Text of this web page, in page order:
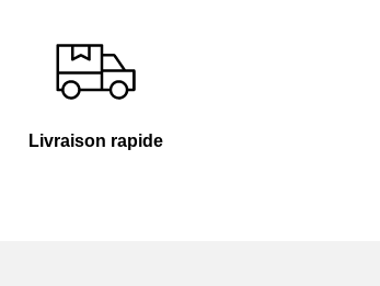
Livraison rapide